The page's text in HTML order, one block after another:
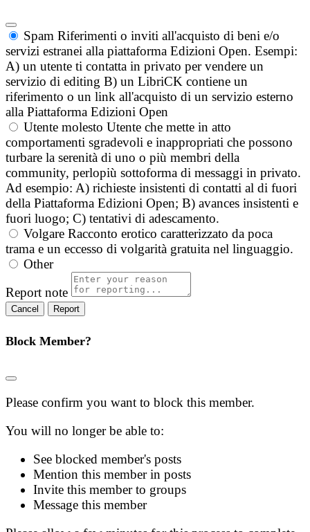
Spam Riferimenti o inviti all'acquisto di beni e/o
servizi estranei alla piattaforma Edizioni Open. Esempi:
A) un utente ti contatta in privato per vendere un
servizio di editing B) un LibriCK contiene un
riferimento o un link all'acquisto di un servizio esterno
alla Piattaforma Edizioni Open
Utente molesto Utente che mette in atto
comportamenti sgradevoli e inappropriati che possono
turbare la serenità di uno o più membri della
community, perlopiù sottoforma di messaggi in privato.
Ad esempio: A) richieste insistenti di contatti al di fuori
della Piattaforma Edizioni Open; B) avances insistenti e
fuori luogo; C) tentativi di adescamento.
Volgare Racconto erotico caratterizzato da poca
trama e un eccesso di volgarità gratuita nel linguaggio.
Other
Report note
Report
Block Member?
Please confirm you want to block this member.
You will no longer be able to:
See blocked member's posts
Mention this member in posts
Invite this member to groups
Message this member